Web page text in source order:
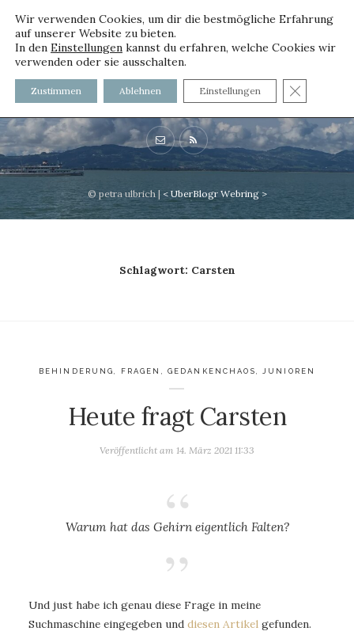
voller worte
mit und ohne Innenfutter
© petra ulbrich | < UberBlogr Webring >
Schlagwort: Carsten
BEHINDERUNG, FRAGEN , GEDANKENCHAOS,JUNIOREN
Heute fragt Carsten
Veröffentlicht am 14. März 2021 11:33
Warum hat das Gehirn eigentlich Falten?
Und just habe ich genau diese Frage in meine
Suchmaschine eingegeben und diesen Artikel gefunden.
Wir verwenden Cookies, um dir die bestmögliche Erfahrung
auf unserer Website zu bieten.
In den Einstellungen kannst du erfahren, welche Cookies wir
verwenden oder sie ausschalten.
Zustimmen Ablehnen Einstellungen GDPR